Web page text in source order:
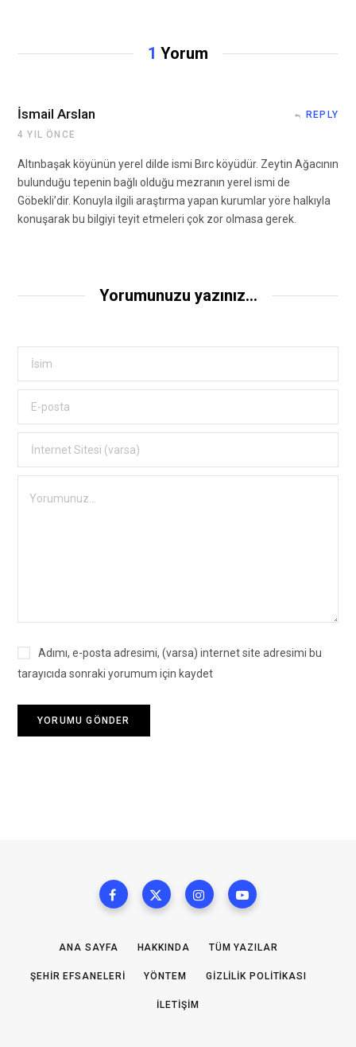
1 Yorum
İsmail Arslan
4 YIL ÖNCE
REPLY
Altınbaşak köyünün yerel dilde ismi Bırc köyüdür. Zeytin Ağacının
bulunduğu tepenin bağlı olduğu mezranın yerel ismi de
Göbekli’dir. Konuyla ilgili araştırma yapan kurumlar yöre halkıyla
konuşarak bu bilgiyi teyit etmeleri çok zor olmasa gerek.
Yorumunuzu yazınız...
Adımı, e-posta adresimi, (varsa) internet site adresimi bu
tarayıcıda sonraki yorumum için kaydet
ANA SAYFA HAKKINDA TÜM YAZILAR
ŞEHIR EFSANELERI YÖNTEM GIZLILIK POLITIKASI
İLETIŞIM